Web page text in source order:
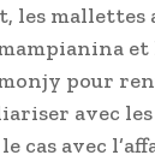
les
pour
avec les
cas avec